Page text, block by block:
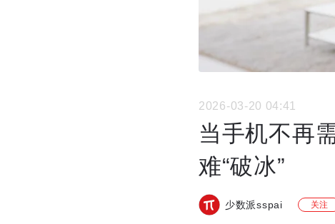
2026-03-20 04:41
当手机不再
难“破冰”
少数派sspai 关注